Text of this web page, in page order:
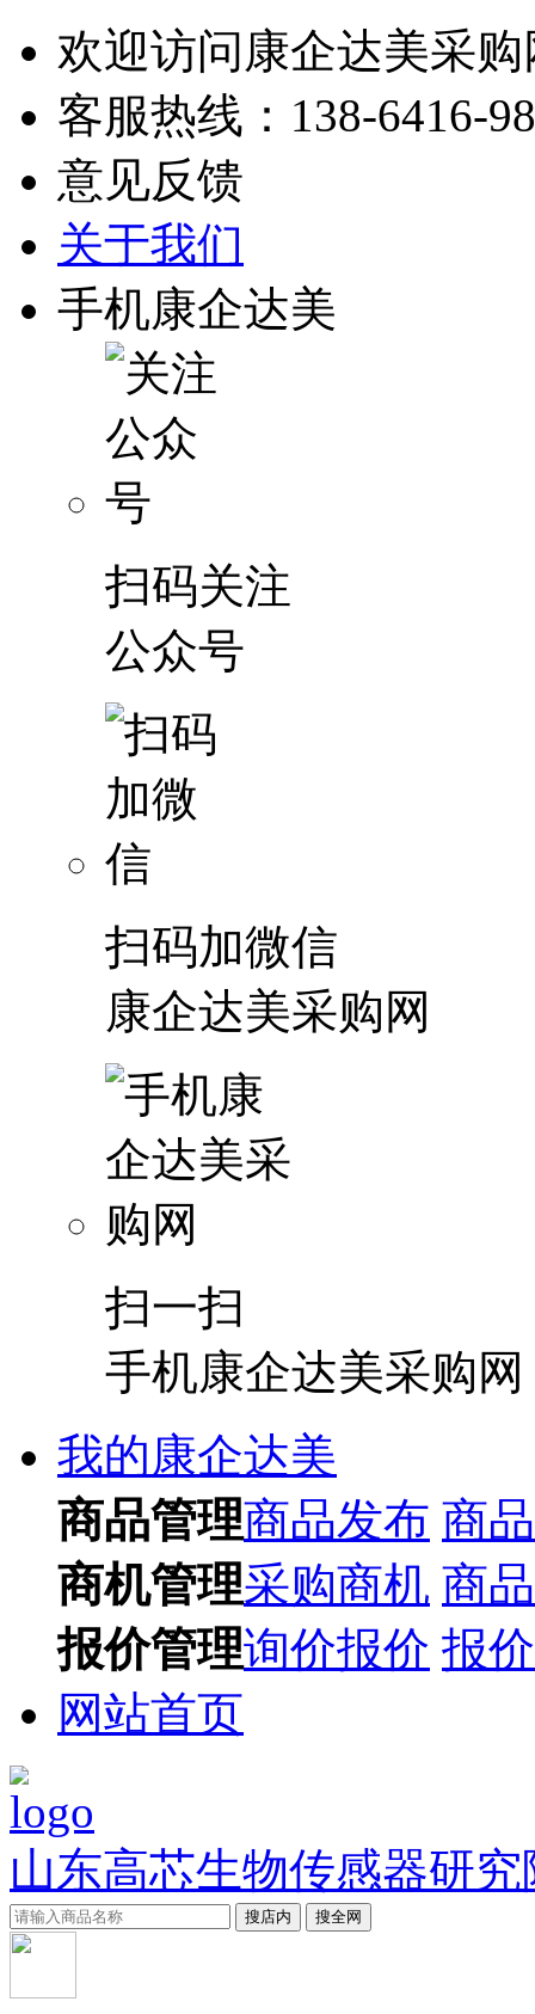
欢迎访问康企达美采购
客服热线： 138-6416-
意见反馈
关于我们
手机康企达美
扫码关注
公众号
扫码加微信
康企达美采购网
扫一扫
手机康企达美采购网
我的康企达美
商品管理商品发布 商
商机管理采购商机 商
报价管理询价报价 报
网站首页
山东高芯生物传感器研
搜店内 搜全网